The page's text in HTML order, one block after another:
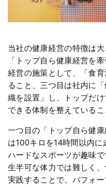
当社の健康経営の特徴は
「トップ自ら健康経営を
経営の施策として、「食
ること、三つ目は社内に
織を設置」し、トップだ
できる体制を整えているこ
一つ目の「トップ自ら健
は100キロを14時間以内
ハードなスポーツが趣味
生半可な体力では難しく
実践することで、パフォ